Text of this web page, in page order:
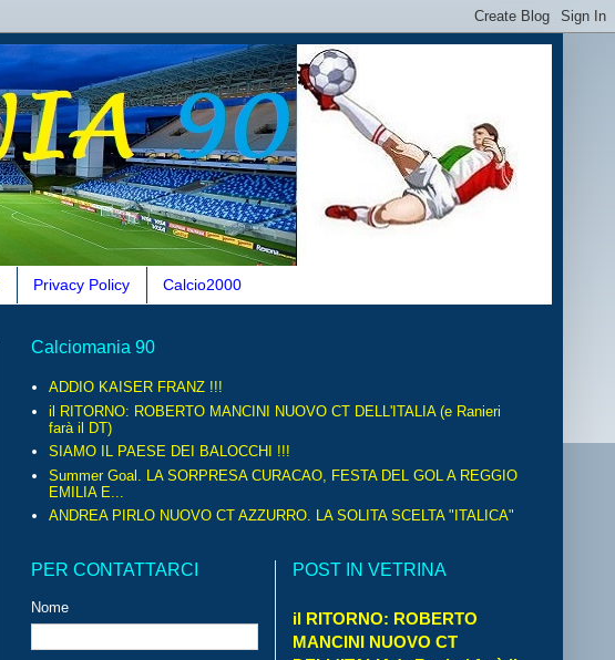
Privacy Policy Calcio2000
Calciomania 90
ADDIO KAISER FRANZ !!!
il RITORNO: ROBERTO MANCINI NUOVO CT DELL'ITALIA (e Ranieri
farà il DT)
SIAMO IL PAESE DEI BALOCCHI !!!
Summer Goal. LA SORPRESA CURACAO, FESTA DEL GOL A REGGIO
EMILIA E...
ANDREA PIRLO NUOVO CT AZZURRO. LA SOLITA SCELTA "ITALICA"
PER CONTATTARCI
Nome
POST IN VETRINA
il RITORNO: ROBERTO
MANCINI NUOVO CT